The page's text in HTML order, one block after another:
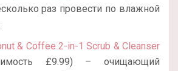
раз провести по влажной
& Coffee 2-in-1 Scrub & Cleanser
£9.99) – очищающий